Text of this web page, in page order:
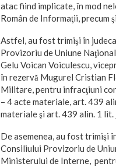
atac fiind implicate, în mod
Român de Informaţii, precum
Astfel, au fost trimişi în
Provizoriu de Uniune
Gelu Voican Voiculescu,
în rezervă Mugurel Cristian
Militare, pentru infracţiuni
– 4 acte materiale, art. 439
materiale şi art. 439 alin. 1
De asemenea, au fost trimişi
Consiliului Provizoriu de
Ministerului de Interne,